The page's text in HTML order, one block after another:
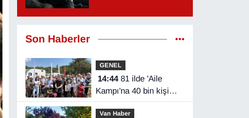
Son Haberler
GENEL
14:4481 ilde 'Aile
Kampı'na 40 bin kişi
katıldı
Van Haber